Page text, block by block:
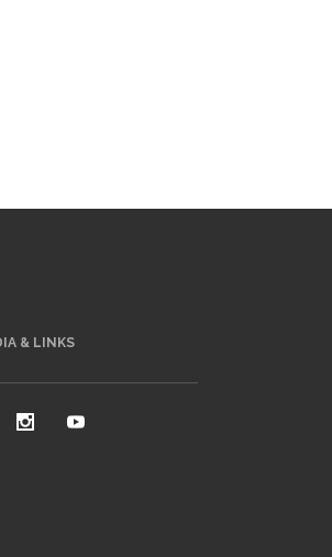
& LINKS